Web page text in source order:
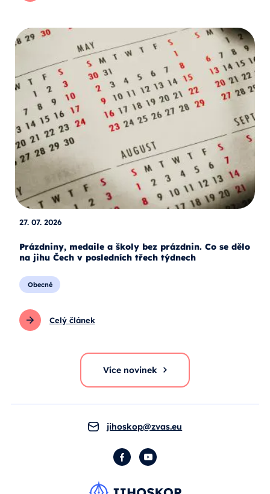
27. 07. 2026
Prázdniny, medaile a školy bez prázdnin. Co se dělo
na jihu Čech v posledních třech týdnech
Obecné
Celý článek
Více novinek
jihoskop@zvas.eu
FacebookYouTube